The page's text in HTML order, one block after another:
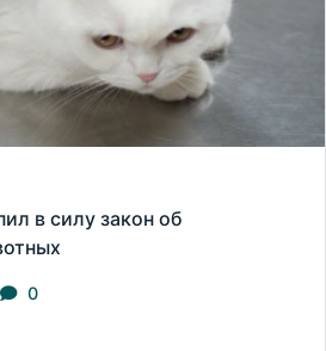
в силу закон об
0